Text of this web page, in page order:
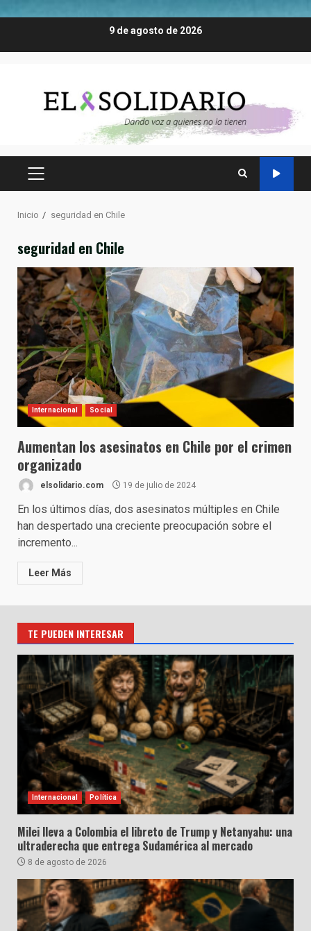
9 de agosto de 2026
MENÚ
Inicio seguridad en Chile
seguridad en Chile
Internacional Social
Aumentan los asesinatos en Chile por el crimen
organizado
elsolidario.com 19 de julio de 2024
En los últimos días, dos asesinatos múltiples en Chile
han despertado una creciente preocupación sobre el
incremento...
Leer Más
TE PUEDEN INTERESAR
Internacional Política
Milei lleva a Colombia el libreto de Trump y Netanyahu: una
ultraderecha que entrega Sudamérica al mercado
8 de agosto de 2026